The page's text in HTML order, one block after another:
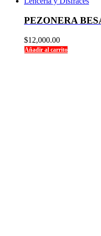
PEZONERA
$12,000.00
Añadir al carrito